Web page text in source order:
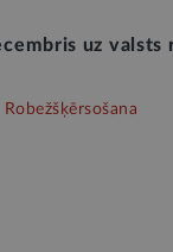
uz valsts
Robežšķērsošana